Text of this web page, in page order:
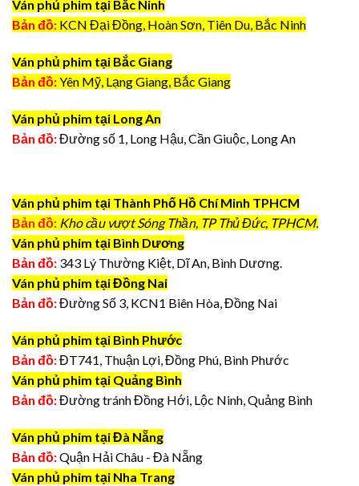
Ván phủ phim tại Bắc Ninh
Bản đồ: KCN Đại Đồng, Hoàn Sơn, Tiên Du, Bắc Ninh
Ván phủ phim tại Bắc Giang
Bản đồ:Yên Mỹ, Lạng Giang, Bắc Giang
Ván phủ phim tại Long An
Bản đồ:Đường số 1, Long Hậu, Cần Giuộc, Long An
Ván phủ phim tại Thành Phố Hồ Chí Minh TPHCM
Bản đồ: Kho cầu vượt Sóng Thần, TP Thủ Đức, TPHCM.
Ván phủ phim tại Bình Dương
Bản đồ: 343 Lý Thường Kiệt, Dĩ An, Bình Dương.
Ván phủ phim tại Đồng Nai
Bản đồ:Đường Số 3, KCN1 Biên Hòa, Đồng Nai
Ván phủ phim tại Bình Phước
Bản đồ:ĐT741, Thuận Lợi, Đồng Phú, Bình Phước
Ván phủ phim tại Quảng Bình
Bản đồ:Đường tránh Đồng Hới, Lộc Ninh, Quảng Bình
Ván phủ phim tại Đà Nẵng
Bản đồ:Quận Hải Châu - Đà Nẵng
Ván phủ phim tại Nha Trang